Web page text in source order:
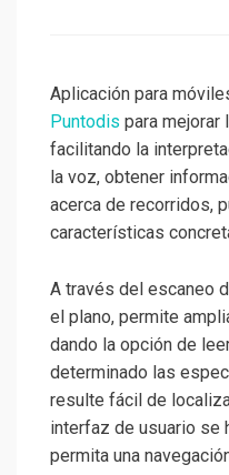
Aplicación para
Puntodis para mejorar
facilitando la
la voz, obtener
acerca de recorridos,
características
A través del escaneo
el plano, permite
dando la opción de
determinado las
resulte fácil de
interfaz de usuario se
permita una